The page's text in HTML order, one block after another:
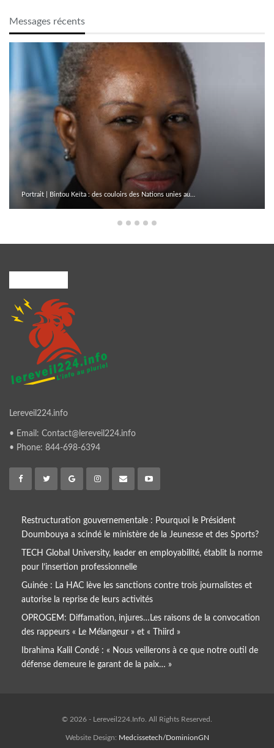
Messages récents
Portrait | Bintou Keïta : des couloirs des Nations unies au…
Lereveil224.info
• Email: Contact@lereveil224.info
• Phone: 844-698-6394
Restructuration gouvernementale : Pourquoi le Président
Doumbouya a scindé le ministère de la Jeunesse et des Sports?
TECH Global University, leader en employabilité, établit la norme
pour l’insertion professionnelle
Guinée : La HAC lève les sanctions contre trois journalistes et
autorise la reprise de leurs activités
OPROGEM: Diffamation, injures…Les raisons de la convocation
des rappeurs « Le Mélangeur » et « Thiird »
Ibrahima Kalil Condé : « Nous veillerons à ce que notre outil de
défense demeure le garant de la paix… »
© 2026 - Lereveil224.Info. All Rights Reserved.
Website Design: Medcissetech/DominionGN